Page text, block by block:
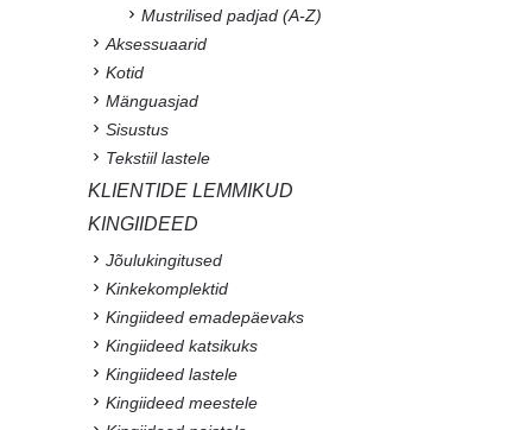
Mustrilised padjad (A-Z)
Aksessuaarid
Kotid
Mänguasjad
Sisustus
Tekstiil lastele
KLIENTIDE LEMMIKUD
KINGIIDEED
Jõulukingitused
Kinkekomplektid
Kingiideed emadepäevaks
Kingiideed katsikuks
Kingiideed lastele
Kingiideed meestele